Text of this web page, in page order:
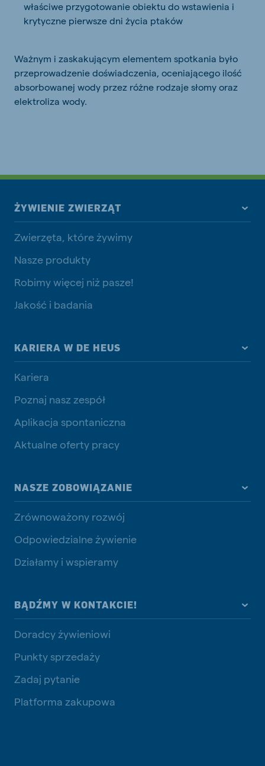
właściwe przygotowanie obiektu do wstawienia i
krytyczne pierwsze dni życia ptaków
Ważnym i zaskakującym elementem spotkania było
przeprowadzenie doświadczenia, oceniającego ilość
absorbowanej wody przez różne rodzaje słomy oraz
elektroliza wody.
ŻYWIENIE ZWIERZĄT
Zwierzęta, które żywimy
Nasze produkty
Robimy więcej niż pasze!
Jakość i badania
KARIERA W DE HEUS
Kariera
Poznaj nasz zespół
Aplikacja spontaniczna
Aktualne oferty pracy
NASZE ZOBOWIĄZANIE
Zrównoważony rozwój
Odpowiedzialne żywienie
Działamy i wspieramy
BĄDŹMY W KONTAKCIE!
Doradcy żywieniowi
Punkty sprzedaży
Zadaj pytanie
Platforma zakupowa